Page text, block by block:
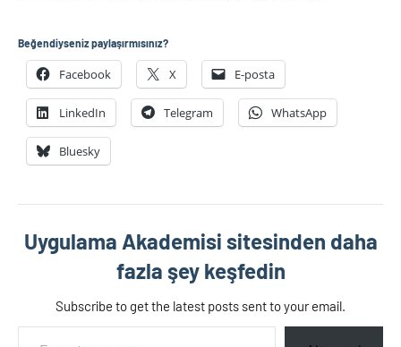
Beğendiyseniz paylaşırmısınız?
Facebook X E-posta
LinkedIn Telegram WhatsApp
Bluesky
Uygulama Akademisi sitesinden daha
fazla şey keşfedin
Subscribe to get the latest posts sent to your email.
E-postanızı yazın…